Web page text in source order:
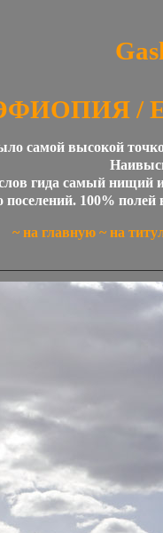
/
самой высокой
гида самый нищий
поселений. 100%
~ на главную ~ на